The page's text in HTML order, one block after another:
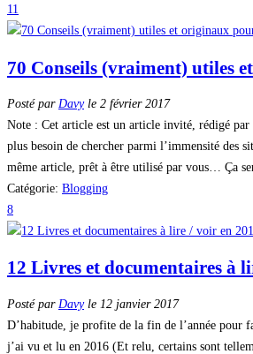
11
70 Conseils (vraiment) utiles
Posté par Davyle 2 février 2017
Note : Cet article est un article invité, rédigé par
plus besoin de chercher parmi l’immensité des
même article, prêt à être utilisé par vous… Ça
Catégorie: Blogging
8
12 Livres et documentaires à
Posté par Davyle 12 janvier 2017
D’habitude, je profite de la fin de l’année pour
j’ai vu et lu en 2016 (Et relu, certains sont